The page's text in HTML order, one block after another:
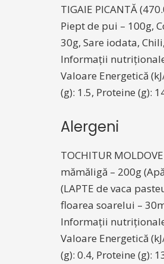
TIGAIE PICANTĂ
Piept de pui – 100g,
30g, Sare iodata,
Informații
Valoare Energetică
(g): 1.5, Proteine (g):
Alergeni
TOCHITUR
mămăligă – 200g
(LAPTE de vaca
floarea soarelui –
Informații
Valoare Energetică
(g): 0.4, Proteine (g):